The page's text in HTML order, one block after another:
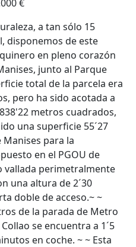
€
a tan sólo 15
disponemos de este
en pleno corazón
junto al Parque
total de la parcela era
pero ha sido acotada a
metros cuadrados,
una superficie 55´27
para la
en el PGOU de
vallada perimetralmente
una altura de 2´30
doble de acceso.~ ~
de la parada de Metro
se encuentra a 1´5
en coche. ~ ~ Esta